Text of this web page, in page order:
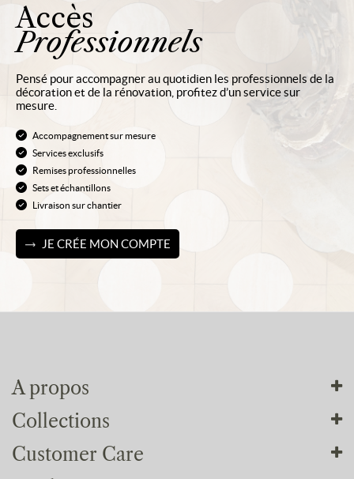
Accès
Professionnels
Pensé pour accompagner au quotidien les professionnels de la
décoration et de la rénovation, profitez d’un service sur
mesure.
Accompagnement sur mesure
Services exclusifs
Remises professionnelles
Sets et échantillons
Livraison sur chantier
JE CRÉE MON COMPTE
A propos
Tout sur nous
Nos ateliers
Collections
Nos collections
Customer Care